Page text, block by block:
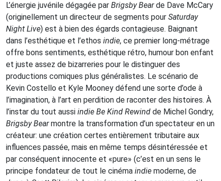
L’énergie juvénile dégagée par Brigsby Bearde Dave McCary
(originellement un directeur de segments pour Saturday
Night Live) est à bien des égards contagieuse. Baignant
dans l’esthétique et l’ethos indie, ce premier long-métrage
offre bons sentiments, esthétique rétro, humour bon enfant
et juste assez de bizarreries pour le distinguer des
productions comiques plus généralistes. Le scénario de
Kevin Costello et Kyle Mooney défend une sorte d’ode à
l’imagination, à l’art en perdition de raconter des histoires. À
l’instar du tout aussi indie Be Kind Rewind de Michel Gondry,
Brigsby Bearmontre la transformation d’un spectateur en un
créateur: une création certes entièrement tributaire aux
influences passée, mais en même temps désintéressée et
par conséquent innocente et «pure» (c’est en un sens le
principe fondateur de tout le cinéma indie moderne, de